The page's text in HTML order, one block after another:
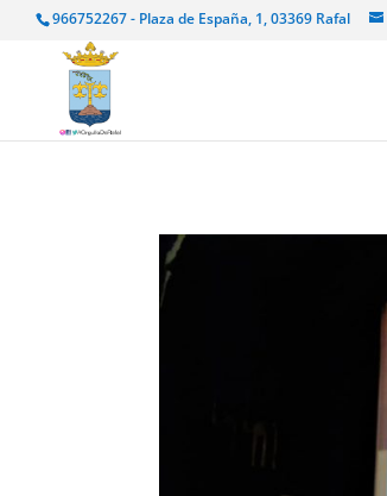
966752267 - Plaza de España, 1, 03369 Rafal